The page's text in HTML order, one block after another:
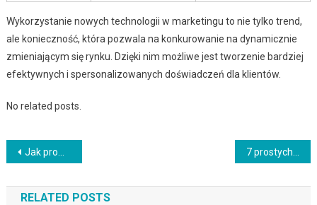
Wykorzystanie nowych technologii w marketingu to nie tylko trend,
ale konieczność, która pozwala na konkurowanie na dynamicznie
zmieniającym się rynku. Dzięki nim możliwe jest tworzenie bardziej
efektywnych i spersonalizowanych doświadczeń dla klientów.
No related posts.
Nawigacja
wpisu
Jak prowadzić efektywne rekrutacje pracowników?
RELATED POSTS